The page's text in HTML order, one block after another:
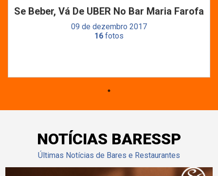
Se Beber, Vá De UBER No Bar Maria Farofa
09 de dezembro 2017
16 fotos
NOTÍCIAS BARESSP
Últimas Notícias de Bares e Restaurantes